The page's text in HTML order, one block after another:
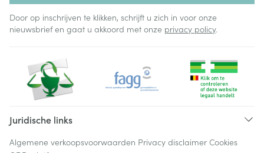
Door op inschrijven te klikken, schrijft u zich in voor onze
nieuwsbrief en gaat u akkoord met onze privacy policy.
Juridische links
Algemene verkoopsvoorwaarden Privacy disclaimer Cookies